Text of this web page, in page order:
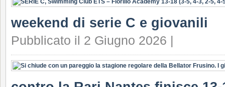
weekend di serie C e giovanili
Pubblicato il 2 Giugno 2026 |